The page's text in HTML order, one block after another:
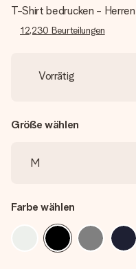
T-Shirt bedrucken -
12,230 Beurteilungen
Vorrätig
Größe wählen
Farbe wählen